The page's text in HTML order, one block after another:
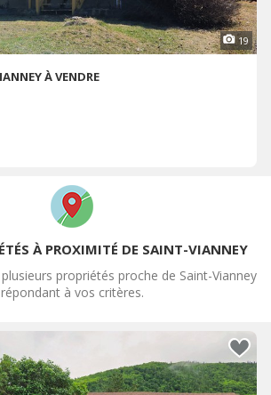
19
À VENDRE
À PROXIMITÉ DE SAINT-VIANNEY
propriétés proche de Saint-Vianney
répondant à vos critères.